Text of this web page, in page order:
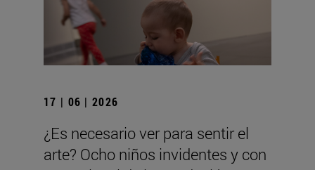
17 | 06 | 2026
¿Es necesario ver para sentir el
arte? Ocho niños invidentes y con